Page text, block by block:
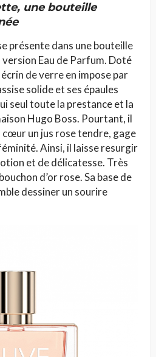
une bouteille
présente dans une bouteille
Eau de Parfum. Doté
de verre en impose par
solide et ses épaules
seul toute la prestance et la
Hugo Boss. Pourtant, il
cœur un jus rose tendre, gage
Ainsi, il laisse resurgir
et de délicatesse. Très
d’or rose. Sa base de
dessiner un sourire